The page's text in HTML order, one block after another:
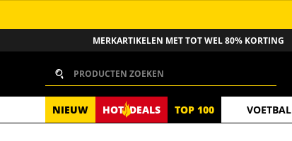
GA NAAR INHOUD
MERKARTIKELEN MET TOT WEL 80% KORTING
NIEUW HOT DEALS TOP 100 VOETBAL
Zoeken